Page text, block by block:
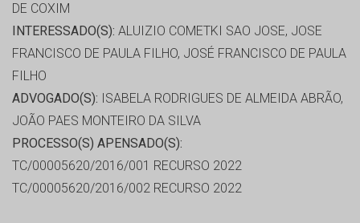
DE COXIM
INTERESSADO(S): ALUIZIO COMETKI SAO JOSE, JOSE
FRANCISCO DE PAULA FILHO, JOSÉ FRANCISCO DE PAULA
FILHO
ADVOGADO(S): ISABELA RODRIGUES DE ALMEIDA ABRÃO,
JOÃO PAES MONTEIRO DA SILVA
PROCESSO(S) APENSADO(S):
TC/00005620/2016/001 RECURSO 2022
TC/00005620/2016/002 RECURSO 2022